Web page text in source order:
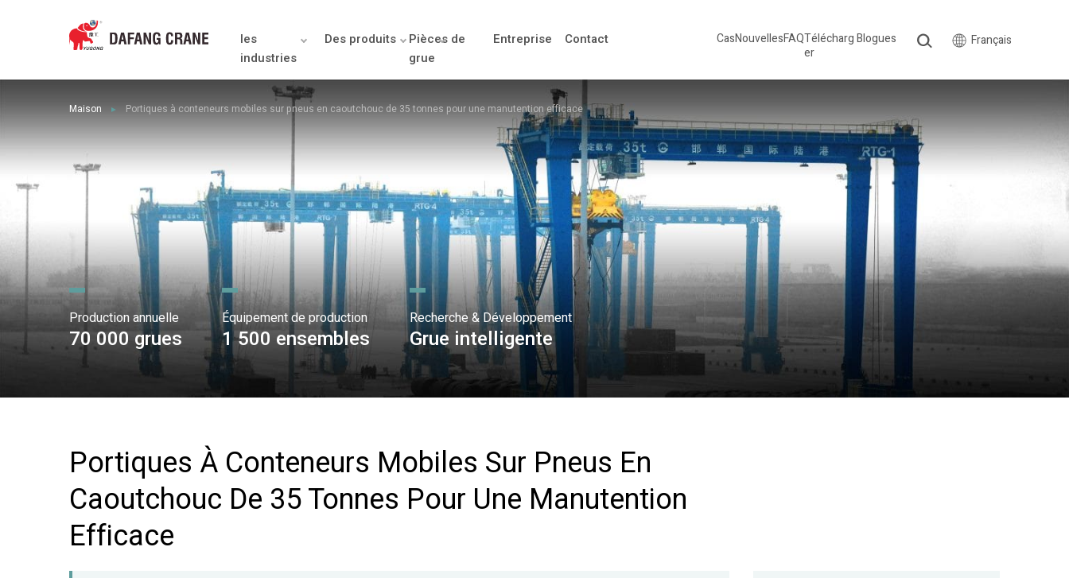
les
industries
Des produits
Pièces de
grue
Entreprise Contact CasNouvellesFAQTélécharg
er
Blogues Français
Maison ► Portiques à conteneurs mobiles sur pneus en caoutchouc de 35 tonnes pour une manutention efficace
Production annuelle
70 000 grues
Équipement de production
1 500 ensembles
Recherche & Développement
Grue intelligente
Portiques À Conteneurs Mobiles Sur Pneus En
Caoutchouc De 35 Tonnes Pour Une Manutention
Efficace